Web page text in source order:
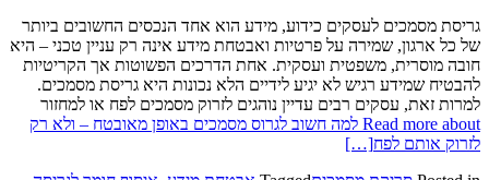
גריסת מסמכים לעסקים כידוע, מידע הוא אחד הנכסים החשובים ביותר
של כל ארגון, שמירה על פרטיות ואבטחת מידע אינה רק עניין טכני – היא
חובה מוסרית, משפטית ועסקית. אחת הדרכים הפשוטות אך הקריטיות
להבטיח שמידע רגיש לא יגיע לידיים הלא נכונות היא גריסת מסמכים.
למרות זאת, עסקים רבים עדיין נוהגים לזרוק מסמכים לפח או למחזור
Read more about למה חשוב לגרוס מסמכים באופן מאובטח – ולא רק
לזרוק אותם לפח[…]